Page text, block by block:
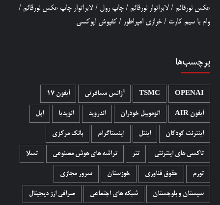
عکس نورقائم / لابراتوار نورقائم / چاپ رول / لابراتوار چاپ عکس نورقائم /
وام با سیم کارت / خرازی امپراطور / کفپوش اپوکسی
برچسب‌ها
OPENAI
TSMC آژانس مسافرتی آیفون 17
آیفون AIR اتوموبیل خودران اندروید انویدیا اپل
اینترنت کودکان اینتل اینستاگرام بانک مرکزی
تاکسی های اینترنتی تتر تراشه های هوش مصنوعی تسلا
تورم حقوق فناوری خوزستان سرور مجازی
سیستان و بلوچستان شبکه های اجتماعی صرافی ارز دیجیتال